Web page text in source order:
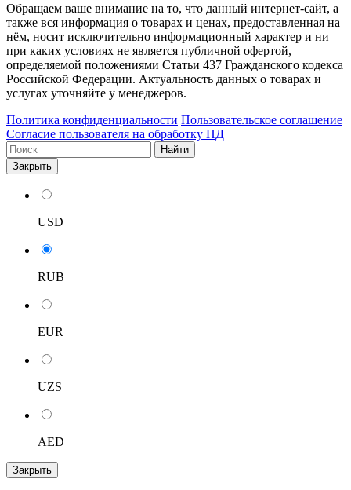
Обращаем ваше внимание на то, что данный интернет-сайт, а
также вся информация о товарах и ценах, предоставленная на
нём, носит исключительно информационный характер и ни
при каких условиях не является публичной офертой,
определяемой положениями Статьи 437 Гражданского кодекса
Российской Федерации. Актуальность данных о товарах и
услугах уточняйте у менеджеров.
Политика конфиденциальности Пользовательское соглашение
Согласие пользователя на обработку ПД
Найти
Закрыть
USD
RUB
EUR
UZS
AED
Закрыть